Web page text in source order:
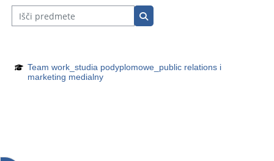
Išči predmete
Išči predmete
Team work_studia podyplomowe_public relations i
marketing medialny